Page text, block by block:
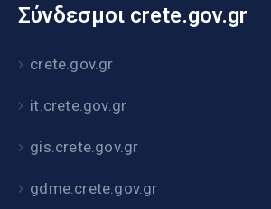
Σύνδεσμοι crete.gov.gr
crete.gov.gr
it.crete.gov.gr
gis.crete.gov.gr
gdme.crete.gov.gr